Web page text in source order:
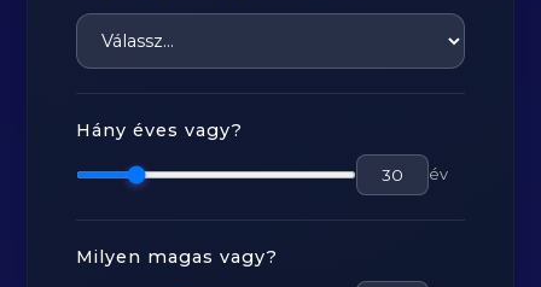
Hány éves vagy?
év
Milyen magas vagy?